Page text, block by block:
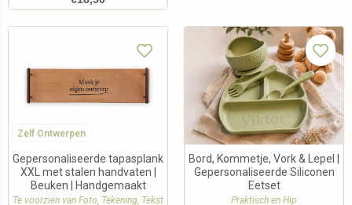
Zelf Ontwerpen
Gepersonaliseerde tapasplank
XXL met stalen handvaten |
Beuken | Handgemaakt
Te voorzien van Foto, Tekening, Tekst
Bord, Kommetje, Vork & Lepel |
Gepersonaliseerde Siliconen
Eetset
Praktisch en Hip